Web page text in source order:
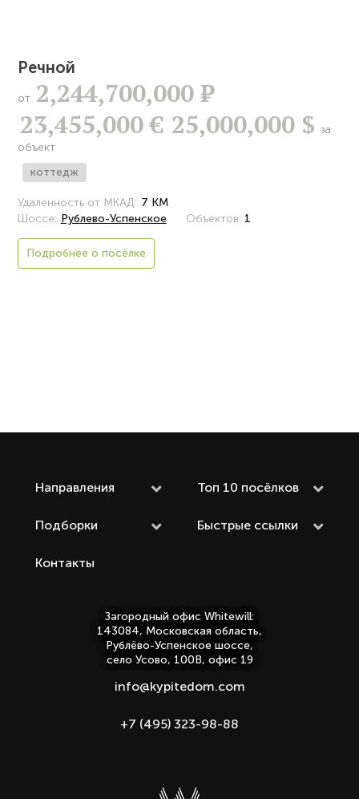
Речной
от 2,244,700,000Р
23,455,000 € 25,000,000 $ за
объект
коттедж
Удаленность от МКАД: 7 КМ
Шоссе: Рублево-Успенское Объектов: 1
Подробнее о посёлке
Направления Топ 10 посёлков
Подборки Быстрые ссылки
Контакты
Загородный офис Whitewill:
143084, Московская область,
Рублёво-Успенское шоссе,
село Усово, 100В, офис 19
info@kypitedom.com
+7 (495) 323-98-88